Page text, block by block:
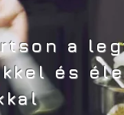
a
és